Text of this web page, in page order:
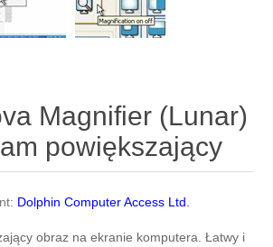
Magnifier (Lunar)
powiększający
Dolphin Computer Access Ltd.
obraz na ekranie komputera. Łatwy i